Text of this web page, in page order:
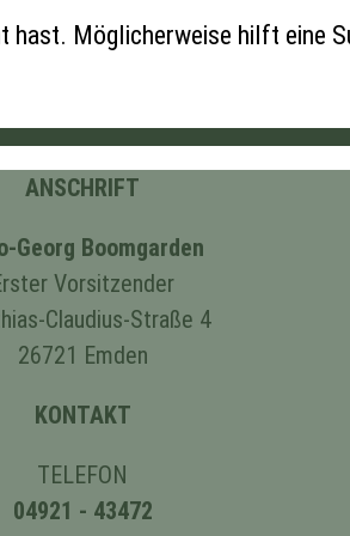
hast. Möglicherweise hilft eine
ANSCHRIFT
Georg Boomgarden
Vorsitzender
Claudius-Straße 4
26721 Emden
KONTAKT
TELEFON
04921 - 43472